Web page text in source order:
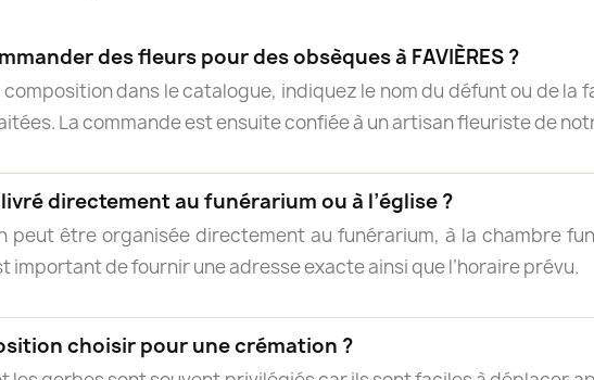
des fleurs pour des obsèques à FAVIÈRES ?
dans le catalogue, indiquez le nom du défunt ou de la
La commande est ensuite confiée à un artisan fleuriste de
directement au funérarium ou à l’église ?
peut être organisée directement au funérarium, à la chambre
important de fournir une adresse exacte ainsi que l’horaire prévu.
choisir pour une crémation ?